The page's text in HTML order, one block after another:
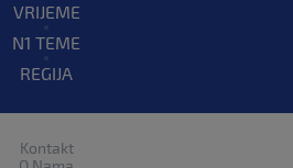
VRIJEME
N1 TEME
REGIJA
Kontakt